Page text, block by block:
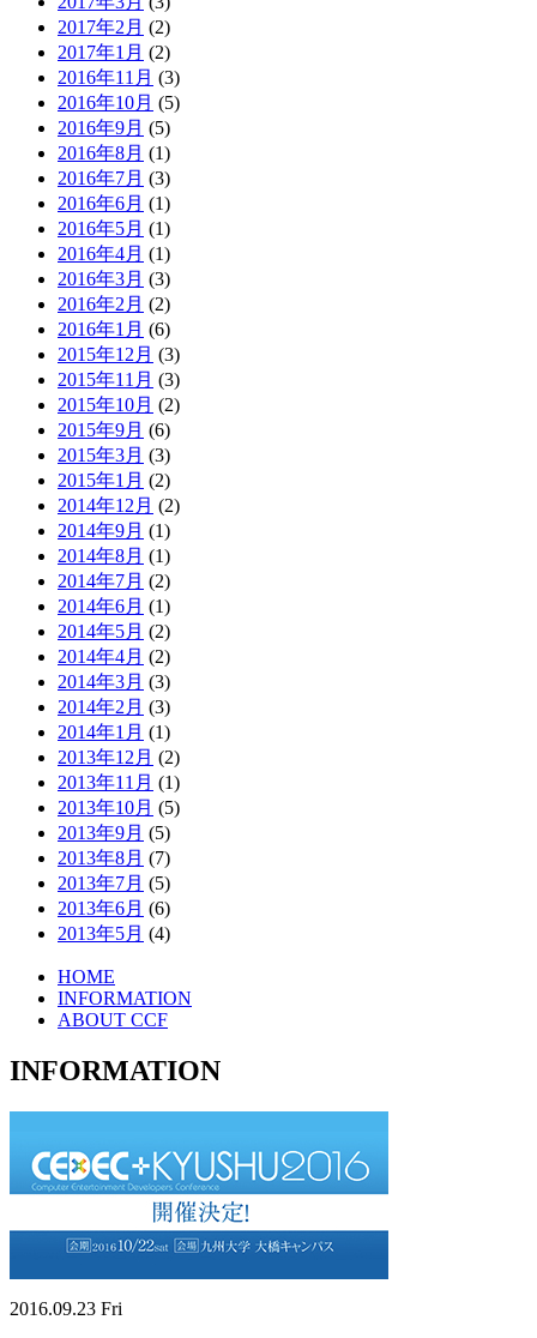
2017年2月 (2)
2017年1月 (2)
2016年11月 (3)
2016年10月 (5)
2016年9月 (5)
2016年8月 (1)
2016年7月 (3)
2016年6月 (1)
2016年5月 (1)
2016年4月 (1)
2016年3月 (3)
2016年2月 (2)
2016年1月 (6)
2015年12月 (3)
2015年11月 (3)
2015年10月 (2)
2015年9月 (6)
2015年3月 (3)
2015年1月 (2)
2014年12月 (2)
2014年9月 (1)
2014年8月 (1)
2014年7月 (2)
2014年6月 (1)
2014年5月 (2)
2014年4月 (2)
2014年3月 (3)
2014年2月 (3)
2014年1月 (1)
2013年12月 (2)
2013年11月 (1)
2013年10月 (5)
2013年9月 (5)
2013年8月 (7)
2013年7月 (5)
2013年6月 (6)
2013年5月 (4)
HOME
INFORMATION
ABOUT CCF
INFORMATION
2016.09.23 Fri